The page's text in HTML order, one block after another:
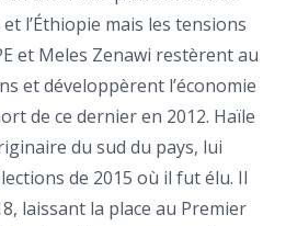
l’Éthiopie mais les tensions
et Meles Zenawi restèrent au
et développèrent l’économie
de ce dernier en 2012. Haïle
du sud du pays, lui
de 2015 où il fut élu. Il
laissant la place au Premier